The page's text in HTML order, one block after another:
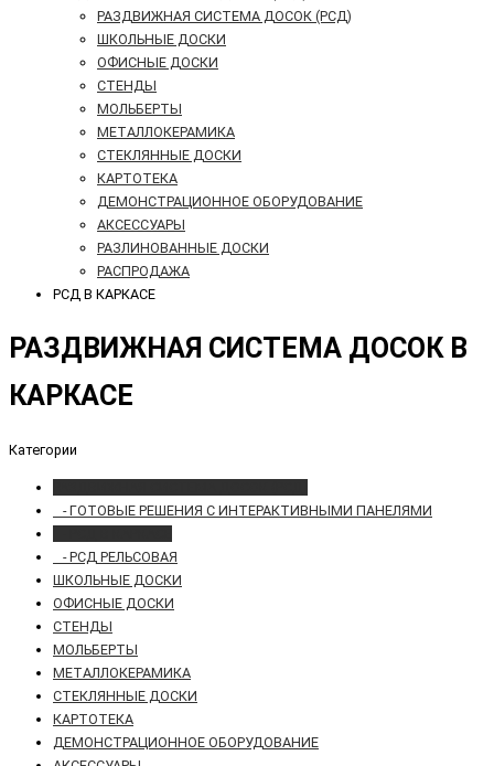
РАЗДВИЖНАЯ СИСТЕМА ДОСОК (РСД)
ШКОЛЬНЫЕ ДОСКИ
ОФИСНЫЕ ДОСКИ
СТЕНДЫ
МОЛЬБЕРТЫ
МЕТАЛЛОКЕРАМИКА
СТЕКЛЯННЫЕ ДОСКИ
КАРТОТЕКА
ДЕМОНСТРАЦИОННОЕ ОБОРУДОВАНИЕ
АКСЕССУАРЫ
РАЗЛИНОВАННЫЕ ДОСКИ
РАСПРОДАЖА
РСД В КАРКАСЕ
РАЗДВИЖНАЯ СИСТЕМА ДОСОК В
КАРКАСЕ
Категории
- ГОТОВЫЕ РЕШЕНИЯ С ИНТЕРАКТИВНЫМИ ПАНЕЛЯМИ
- РСД РЕЛЬСОВАЯ
ШКОЛЬНЫЕ ДОСКИ
ОФИСНЫЕ ДОСКИ
СТЕНДЫ
МОЛЬБЕРТЫ
МЕТАЛЛОКЕРАМИКА
СТЕКЛЯННЫЕ ДОСКИ
КАРТОТЕКА
ДЕМОНСТРАЦИОННОЕ ОБОРУДОВАНИЕ